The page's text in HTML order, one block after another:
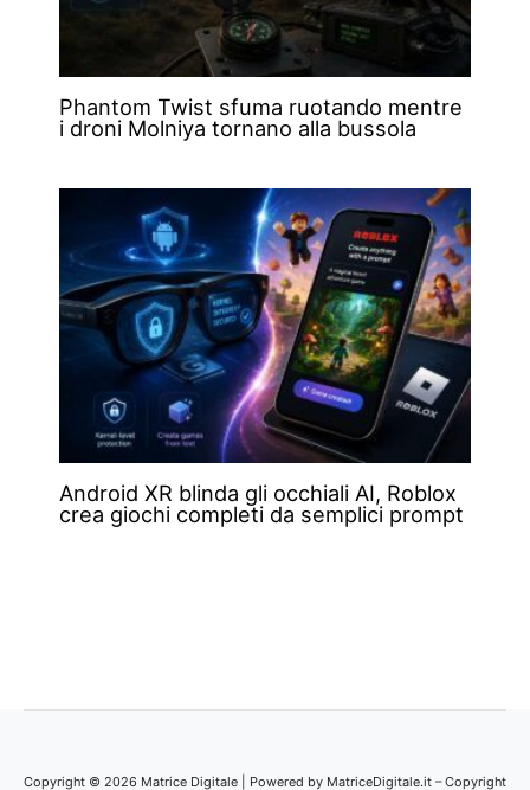
Phantom Twist sfuma ruotando mentre
i droni Molniya tornano alla bussola
Android XR blinda gli occhiali AI, Roblox
crea giochi completi da semplici prompt
Copyright © 2026 Matrice Digitale | Powered by MatriceDigitale.it – Copyright